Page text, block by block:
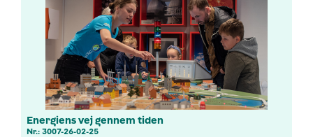
Energiens vej gennem tiden
Nr.: 3007-26-02-25